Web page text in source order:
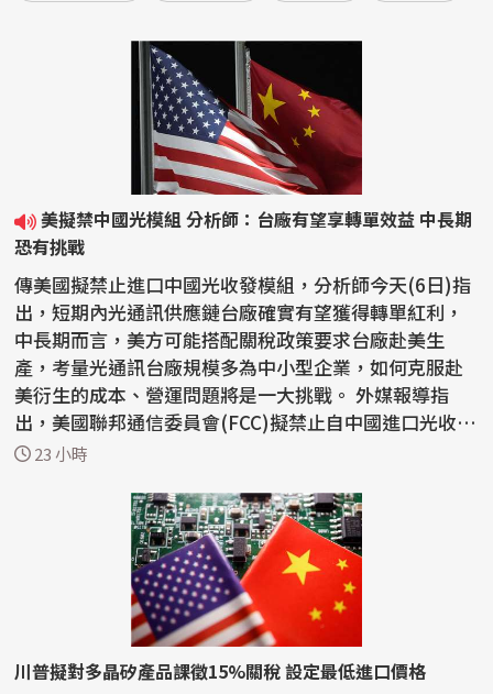
美擬禁中國光模組 分析師：台廠有望享轉單效益 中長期
恐有挑戰
傳美國擬禁止進口中國光收發模組，分析師今天(6日)指
出，短期內光通訊供應鏈台廠確實有望獲得轉單紅利，
中長期而言，美方可能搭配關稅政策要求台廠赴美生
產，考量光通訊台廠規模多為中小型企業，如何克服赴
美衍生的成本、營運問題將是一大挑戰。 外媒報導指
出，美國聯邦通信委員會(FCC)擬禁止自中國進口光收發
模組。...
23 小時
川普擬對多晶矽產品課徵15%關稅 設定最低進口價格